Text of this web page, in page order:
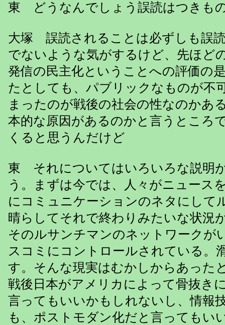
東 どうなんでしょう誤読はつきも
大塚 誤読されることは必ずしも誤
でないような気がするけど、先ほど
発信の民主化ということへの評価の
たとしても、パブリックなものが不
まったのが戦後の社会の性なのかあ
本的な原因があるのかと言うところ
くると思うんだけど
東 それについてはいろいろな説明
う。まずは今では、人々がニュース
にコミュニケーションのネタにして
晴らしてそれで終わりみたいな状況
そのルサンチマンのネットワークが
スコミにコントロールされている。
す。そんな現実はむかしからあった
戦後日本がアメリカによって骨抜き
言ってもいいかもしれないし、情報
も、ポストモダン化だと言ってもい